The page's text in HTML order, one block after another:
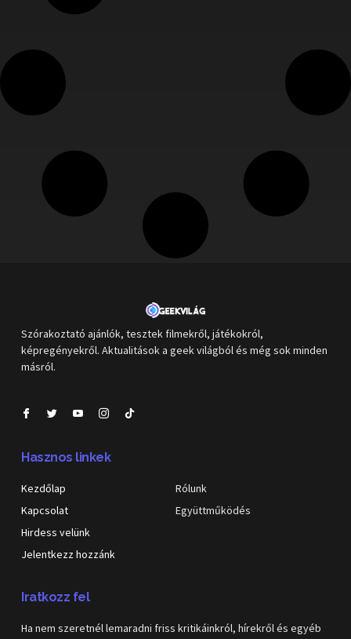
Szórakoztató ajánlók, tesztek filmekről, játékokról,
képregényekről. Aktualitások a geek világból és még sok minden
másról.
Hasznos linkek
Kezdőlap
Kapcsolat
Hirdess velünk
Jelentkezz hozzánk
Rólunk
Együttműködés
Iratkozz fel
Ha nem szeretnél lemaradni friss kritikáinkról, hírekről és egyéb